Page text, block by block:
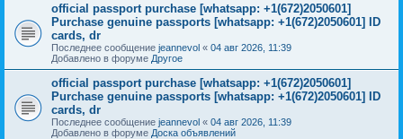
official passport purchase [whatsapp: +1(672)2050601]
Purchase genuine passports [whatsapp: +1(672)2050601] ID
cards, dr
Последнее сообщение jeannevol « 04 авг 2026, 11:39
Добавлено в форуме Другое
official passport purchase [whatsapp: +1(672)2050601]
Purchase genuine passports [whatsapp: +1(672)2050601] ID
cards, dr
Последнее сообщение jeannevol « 04 авг 2026, 11:39
Добавлено в форуме Доска объявлений